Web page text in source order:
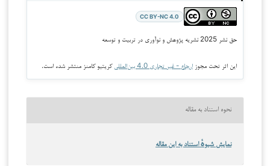
CC BY-NC 4.0
حق نشر 2025 نشریه پژوهش و نوآوری در تربیت و توسعه
این اثر تحت مجوز ارجاع - غیر تجاری 4.0 بین‌المللی کریتیو کامنز منتشر شده است.
نحوه استناد به مقاله
نمایش شیوهٔ استناد به این مقاله